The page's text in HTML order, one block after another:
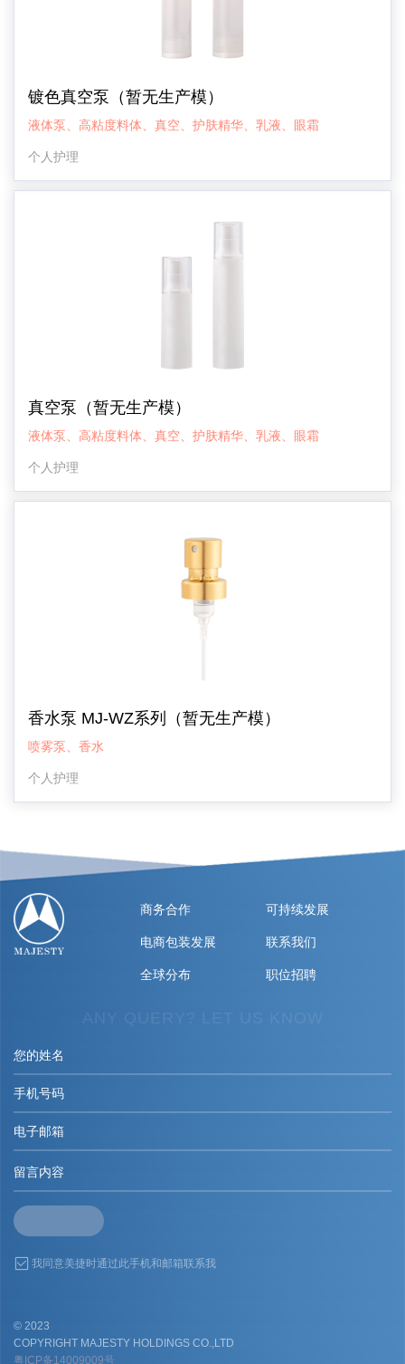
镀色真空泵（暂无生产模）
液体泵、高粘度料体、真空、护肤精华、乳液、眼霜
个人护理
真空泵（暂无生产模）
液体泵、高粘度料体、真空、护肤精华、乳液、眼霜
个人护理
香水泵 MJ-WZ系列（暂无生产模）
喷雾泵、香水
个人护理
商务合作 可持续发展
电商包装发展 联系我们
全球分布 职位招聘
我同意美捷时通过此手机和邮箱联系我
© 2023
COPYRIGHT MAJESTY HOLDINGS CO.,LTD
粤ICP备14009009号